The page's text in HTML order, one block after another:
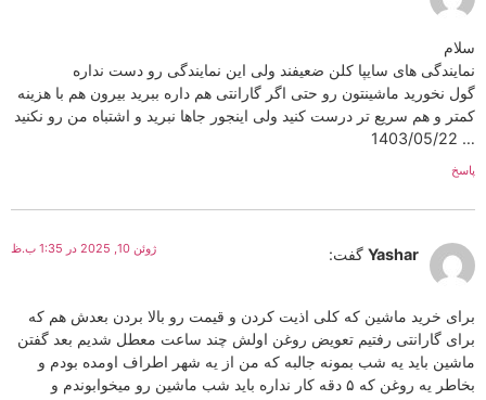
سلام
نمایندگی های سایپا کلن ضعیفند ولی این نمایندگی رو دست نداره
گول نخورید ماشینتون رو حتی اگر گارانتی هم داره ببرید بیرون هم با هزینه
کمتر و هم سریع تر درست کنید ولی اینجور جاها نبرید و اشتباه من رو نکنید
… 1403/05/22
پاسخ
Yashar گفت: ژوئن 10, 2025 در 1:35 ب.ظ
برای خرید ماشین که کلی اذیت کردن و قیمت رو بالا بردن بعدش هم که
برای گارانتی رفتیم تعویض روغن اولش چند ساعت معطل شدیم بعد گفتن
ماشین باید یه شب بمونه جالبه که من از یه شهر اطراف اومده بودم و
بخاطر یه روغن که ۵ دقه کار نداره باید شب ماشین رو میخوابوندم و